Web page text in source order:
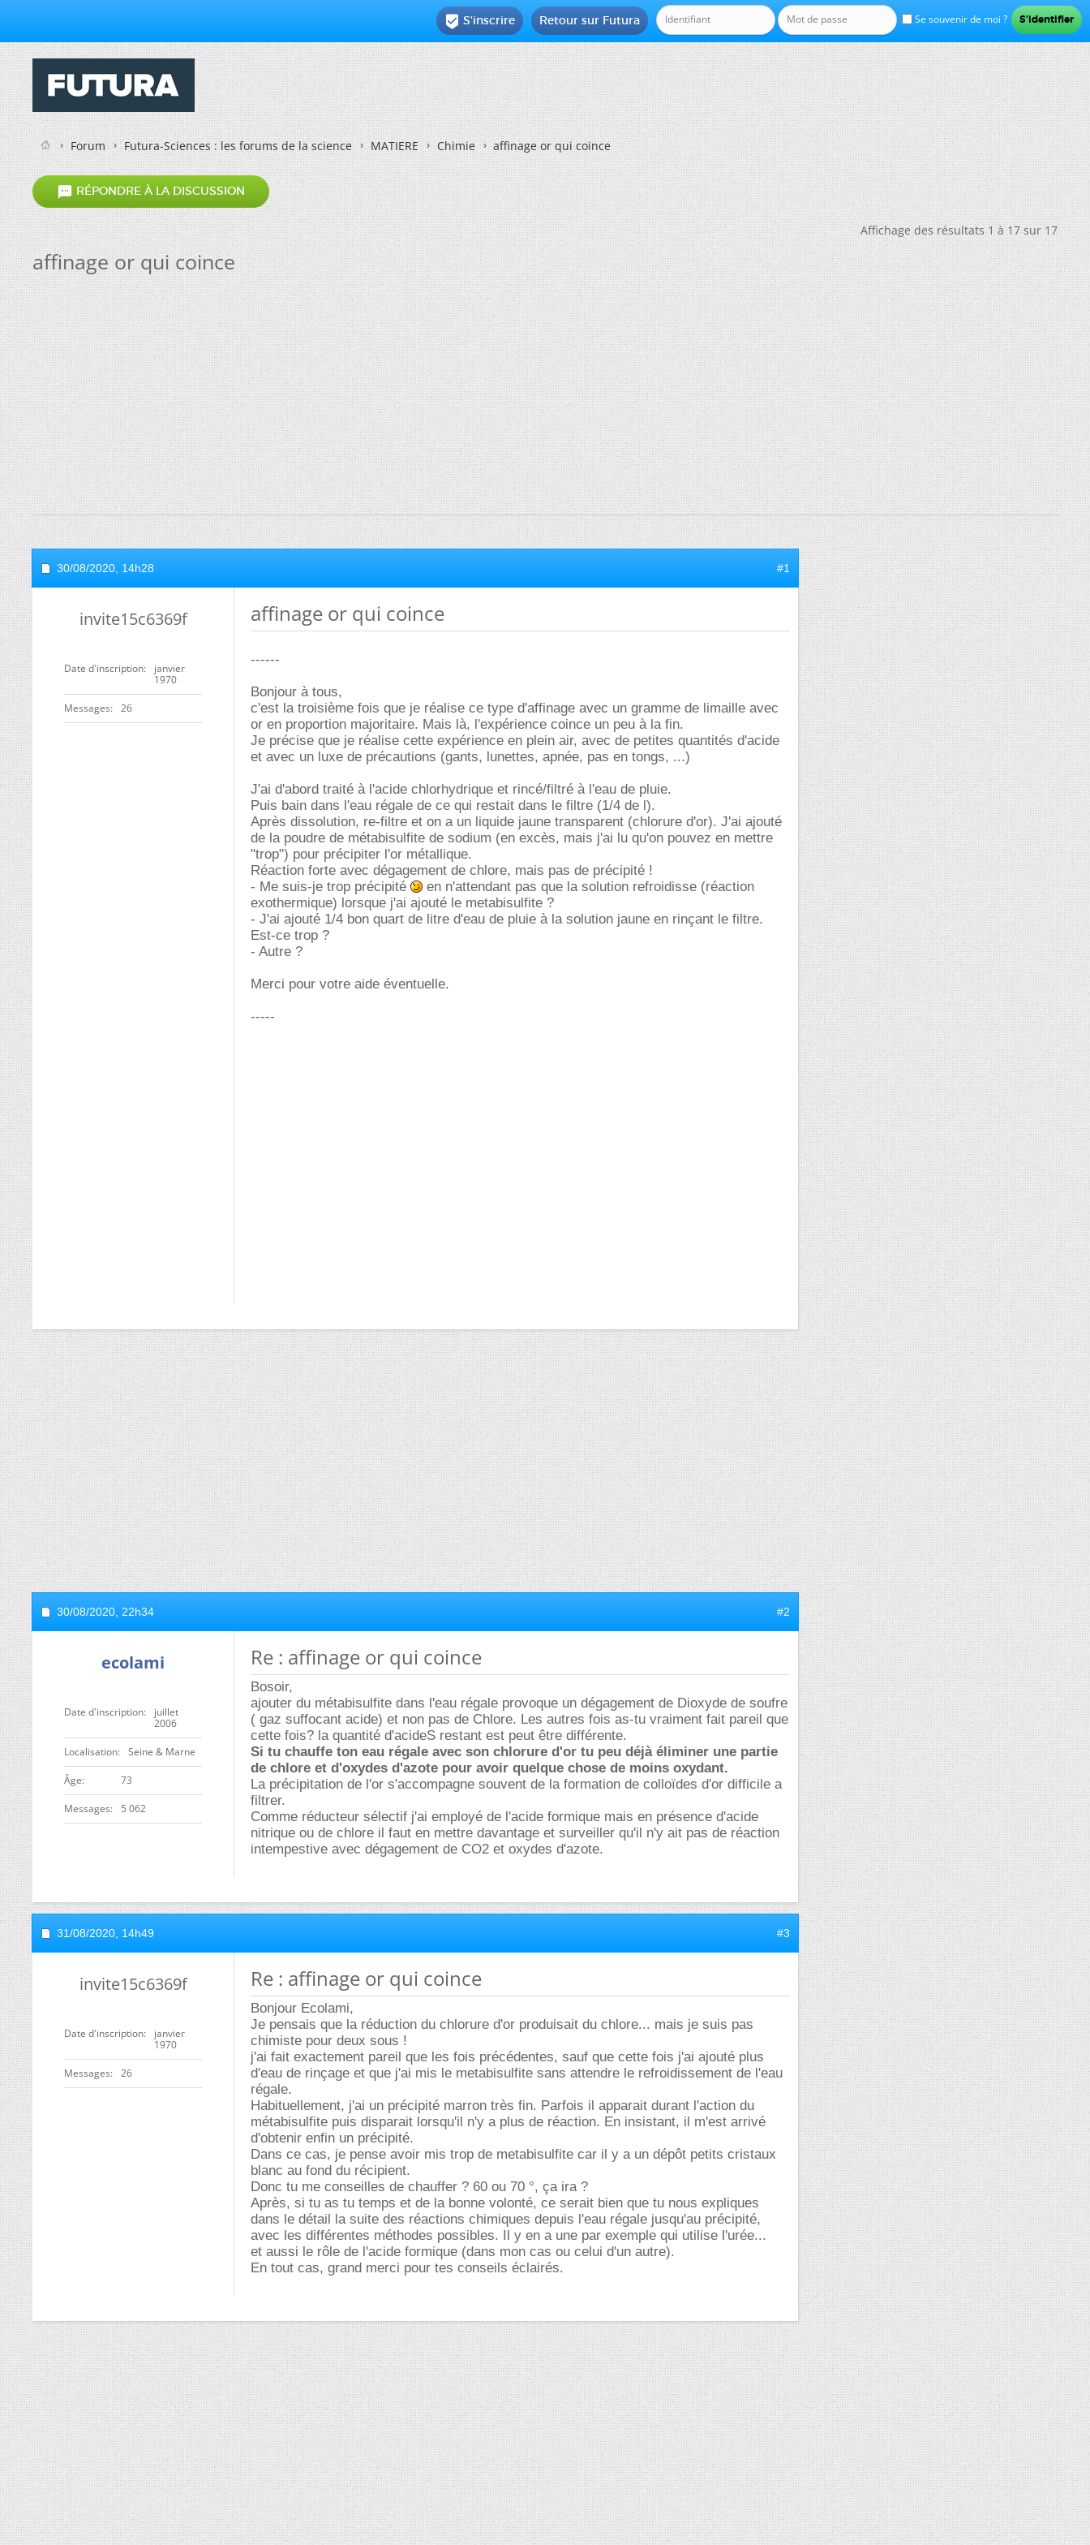
Se souvenir de moi ?
Retour sur Futura
 S'inscrire
Forum Futura-Sciences : les forums de la science MATIERE Chimie affinage or qui coince
 RÉPONDRE À LA DISCUSSION
Affichage des résultats 1 à 17 sur 17
affinage or qui coince
30/08/2020, 14h28 #1
invite15c6369f
Date d'inscription
janvier
1970
Messages 26
affinage or qui coince
------
Bonjour à tous,
c'est la troisième fois que je réalise ce type d'affinage avec un gramme de limaille avec
or en proportion majoritaire. Mais là, l'expérience coince un peu à la fin.
Je précise que je réalise cette expérience en plein air, avec de petites quantités d'acide
et avec un luxe de précautions (gants, lunettes, apnée, pas en tongs, ...)
J'ai d'abord traité à l'acide chlorhydrique et rincé/filtré à l'eau de pluie.
Puis bain dans l'eau régale de ce qui restait dans le filtre (1/4 de l).
Après dissolution, re-filtre et on a un liquide jaune transparent (chlorure d'or). J'ai ajouté
de la poudre de métabisulfite de sodium (en excès, mais j'ai lu qu'on pouvez en mettre
"trop") pour précipiter l'or métallique.
Réaction forte avec dégagement de chlore, mais pas de précipité !
- Me suis-je trop précipité
en n'attendant pas que la solution refroidisse (réaction
exothermique) lorsque j'ai ajouté le metabisulfite ?
- J'ai ajouté 1/4 bon quart de litre d'eau de pluie à la solution jaune en rinçant le filtre.
Est-ce trop ?
- Autre ?
Merci pour votre aide éventuelle.
-----
30/08/2020, 22h34 #2
ecolami
Date d'inscription
juillet
2006
Localisation Seine & Marne
ge 73
Messages 5 062
Re : affinage or qui coince
Bosoir,
ajouter du métabisulfite dans l'eau régale provoque un dégagement de Dioxyde de soufre
( gaz suffocant acide) et non pas de Chlore. Les autres fois as-tu vraiment fait pareil que
cette fois? la quantité d'acideS restant est peut être différente.
Si tu chauffe ton eau régale avec son chlorure d'or tu peu déjà éliminer une partie
de chlore et d'oxydes d'azote pour avoir quelque chose de moins oxydant.
La précipitation de l'or s'accompagne souvent de la formation de colloïdes d'or difficile a
filtrer.
Comme réducteur sélectif j'ai employé de l'acide formique mais en présence d'acide
nitrique ou de chlore il faut en mettre davantage et surveiller qu'il n'y ait pas de réaction
intempestive avec dégagement de CO2 et oxydes d'azote.
31/08/2020, 14h49 #3
invite15c6369f
Date d'inscription
janvier
1970
Messages 26
Re : affinage or qui coince
Bonjour Ecolami,
Je pensais que la réduction du chlorure d'or produisait du chlore... mais je suis pas
chimiste pour deux sous !
j'ai fait exactement pareil que les fois précédentes, sauf que cette fois j'ai ajouté plus
d'eau de rinçage et que j'ai mis le metabisulfite sans attendre le refroidissement de l'eau
régale.
Habituellement, j'ai un précipité marron très fin. Parfois il apparait durant l'action du
métabisulfite puis disparait lorsqu'il n'y a plus de réaction. En insistant, il m'est arrivé
d'obtenir enfin un précipité.
Dans ce cas, je pense avoir mis trop de metabisulfite car il y a un dépôt petits cristaux
blanc au fond du récipient.
Donc tu me conseilles de chauffer ? 60 ou 70 °, ça ira ?
Après, si tu as tu temps et de la bonne volonté, ce serait bien que tu nous expliques
dans le détail la suite des réactions chimiques depuis l'eau régale jusqu'au précipité,
avec les différentes méthodes possibles. Il y en a une par exemple qui utilise l'urée...
et aussi le rôle de l'acide formique (dans mon cas ou celui d'un autre).
En tout cas, grand merci pour tes conseils éclairés.